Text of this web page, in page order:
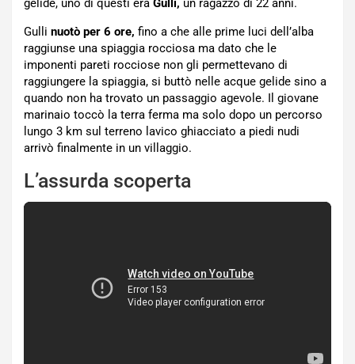
gelide, uno di questi era Gulli, un ragazzo di 22 anni.
Gulli nuotò per 6 ore, fino a che alle prime luci dell’alba
raggiunse una spiaggia rocciosa ma dato che le
imponenti pareti rocciose non gli permettevano di
raggiungere la spiaggia, si buttò nelle acque gelide sino a
quando non ha trovato un passaggio agevole. Il giovane
marinaio toccò la terra ferma ma solo dopo un percorso
lungo 3 km sul terreno lavico ghiacciato a piedi nudi
arrivò finalmente in un villaggio.
L’assurda scoperta